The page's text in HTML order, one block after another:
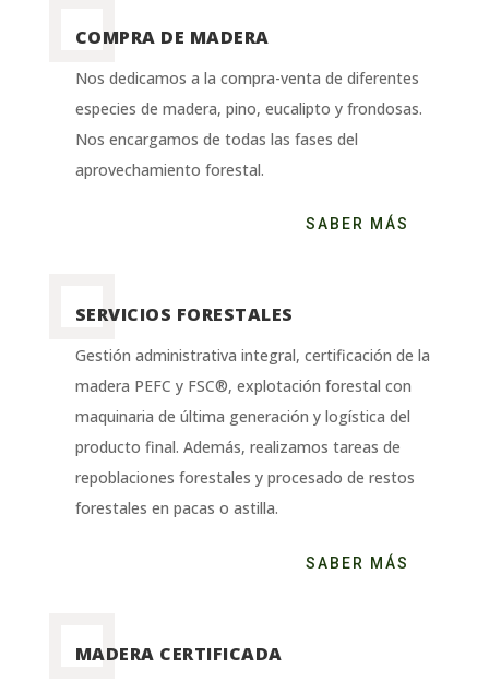
COMPRA DE MADERA
Nos dedicamos a la compra-venta de diferentes
especies de madera, pino, eucalipto y frondosas.
Nos encargamos de todas las fases del
aprovechamiento forestal.
SABER MÁS
SERVICIOS FORESTALES
Gestión administrativa integral, certificación de la
madera PEFC y FSC®, explotación forestal con
maquinaria de última generación y logística del
producto final. Además, realizamos tareas de
repoblaciones forestales y procesado de restos
forestales en pacas o astilla.
SABER MÁS
MADERA CERTIFICADA